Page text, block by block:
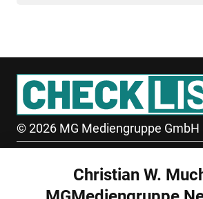
© 2026 MG Mediengruppe GmbH
Burgring 1/7Christian W.